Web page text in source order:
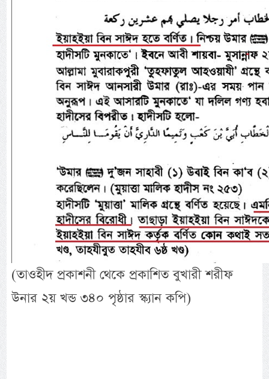
(তাওহীদ প্রকাশনী থেকে প্রকাশিত বুখারী শরীফ
উনার ২য় খন্ড ৩৪০ পৃষ্ঠার স্ক্যান কপি)